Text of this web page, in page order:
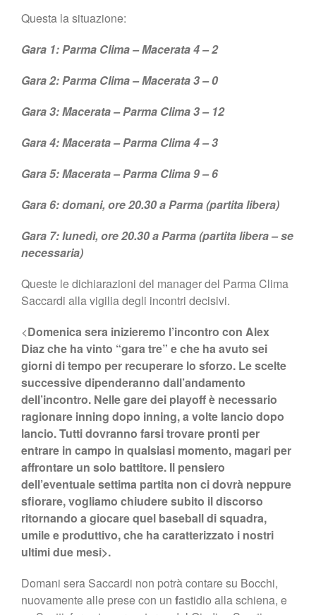
Questa la situazione:
Gara 1: Parma Clima – Macerata 4 – 2
Gara 2: Parma Clima – Macerata 3 – 0
Gara 3: Macerata – Parma Clima 3 – 12
Gara 4: Macerata – Parma Clima 4 – 3
Gara 5: Macerata – Parma Clima 9 – 6
Gara 6: domani, ore 20.30 a Parma (partita libera)
Gara 7: lunedì, ore 20.30 a Parma (partita libera – se
necessaria)
Queste le dichiarazioni del manager del Parma Clima
Saccardi alla vigilia degli incontri decisivi.
<Domenica sera inizieremo l’incontro con Alex
Diaz che ha vinto “gara tre” e che ha avuto sei
giorni di tempo per recuperare lo sforzo. Le scelte
successive dipenderanno dall’andamento
dell’incontro. Nelle gare dei playoff è necessario
ragionare inning dopo inning, a volte lancio dopo
lancio. Tutti dovranno farsi trovare pronti per
entrare in campo in qualsiasi momento, magari per
affrontare un solo battitore. Il pensiero
dell’eventuale settima partita non ci dovrà neppure
sfiorare, vogliamo chiudere subito il discorso
ritornando a giocare quel baseball di squadra,
umile e produttivo, che ha caratterizzato i nostri
ultimi due mesi>.
Domani sera Saccardi non potrà contare su Bocchi,
nuovamente alle prese con un fastidio alla schiena, e